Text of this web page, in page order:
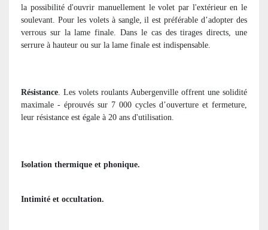
la possibilité d'ouvrir manuellement le volet par l'extérieur en le
soulevant. Pour les volets à sangle, il est préférable d’adopter des
verrous sur la lame finale. Dans le cas des tirages directs, une
serrure à hauteur ou sur la lame finale est indispensable.
Résistance . Les volets roulants Aubergenville offrent une solidité
maximale - éprouvés sur 7 000 cycles d’ouverture et fermeture,
leur résistance est égale à 20 ans d'utilisation.
Isolation thermique et phonique.
Intimité et occultation.